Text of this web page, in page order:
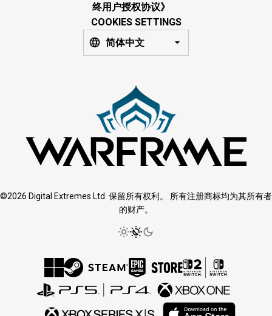
终用户授权协议》
COOKIES SETTINGS
简体中文
©2026 Digital Extremes Ltd. 保留所有权利。 所有注册商标均为其所有者
的财产。